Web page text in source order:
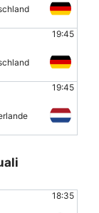
19:45
19:45
18:35